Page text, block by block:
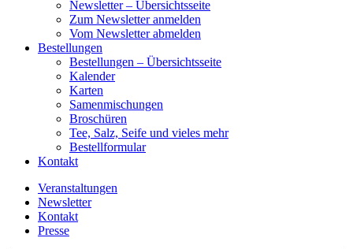
Newsletter – Übersichtsseite
Zum Newsletter anmelden
Vom Newsletter abmelden
Bestellungen
Bestellungen – Übersichtsseite
Kalender
Karten
Samenmischungen
Broschüren
Tee, Salz, Seife und vieles mehr
Bestellformular
Kontakt
Veranstaltungen
Newsletter
Kontakt
Presse